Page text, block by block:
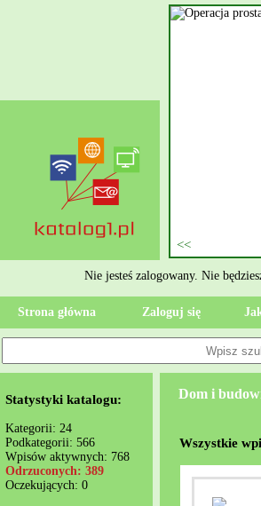
rzetelne układanie płytek
Rzeszów i dbamy o to,
gdy Twoja przestrzeń
przywracając ponownie
Nie jesteś zalogowany. Nie
Strona główna Zaloguj się
Statystyki katalogu:
Kategorii: 24
Podkategorii: 566
Wpisów aktywnych: 768
Odrzuconych: 389
Oczekujących: 0
Dom i
Wszystkie